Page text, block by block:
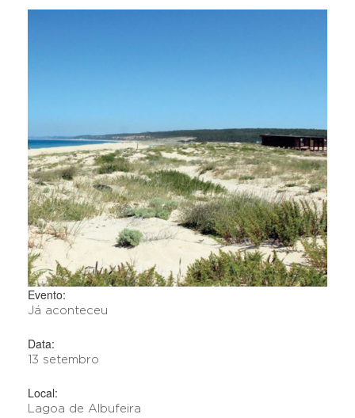
Evento:
Já aconteceu
Data:
13 setembro
Local:
Lagoa de Albufeira